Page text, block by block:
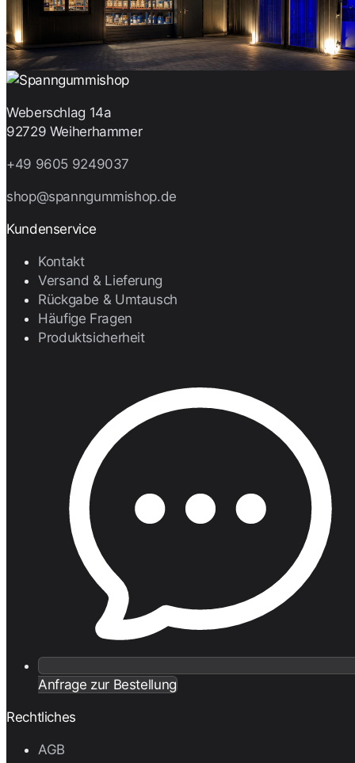
Weberschlag 14a
92729 Weiherhammer
+49 9605 9249037
shop@spanngummishop.de
Kundenservice
Kontakt
Versand & Lieferung
Rückgabe & Umtausch
Häufige Fragen
Produktsicherheit
Anfrage zur Bestellung
Rechtliches
AGB